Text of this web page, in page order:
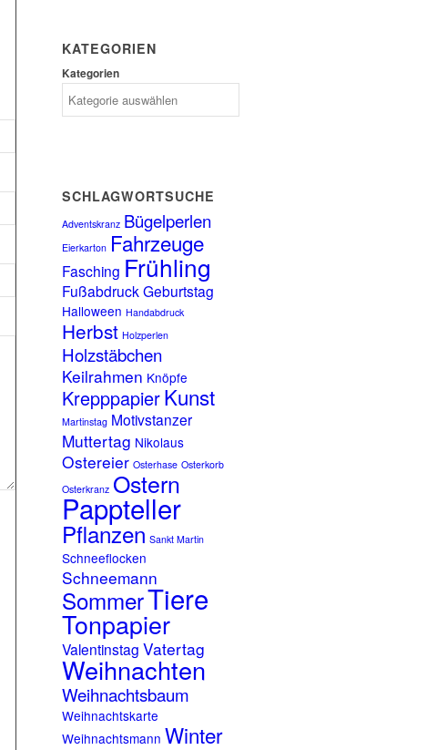
KATEGORIEN
Kategorien
SCHLAGWORTSUCHE
Adventskranz Bügelperlen
Eierkarton Fahrzeuge
Fasching Frühling
Fußabdruck Geburtstag
Halloween Handabdruck
Herbst Holzperlen
Holzstäbchen
Keilrahmen Knöpfe
KrepppapierKunst
Martinstag Motivstanzer
Muttertag Nikolaus
Ostereier Osterhase Osterkorb
Osterkranz Ostern
Pappteller
Pflanzen Sankt Martin
Schneeflocken
Schneemann
SommerTiere
Tonpapier
Valentinstag Vatertag
Weihnachten
Weihnachtsbaum
Weihnachtskarte
Weihnachtsmann Winter